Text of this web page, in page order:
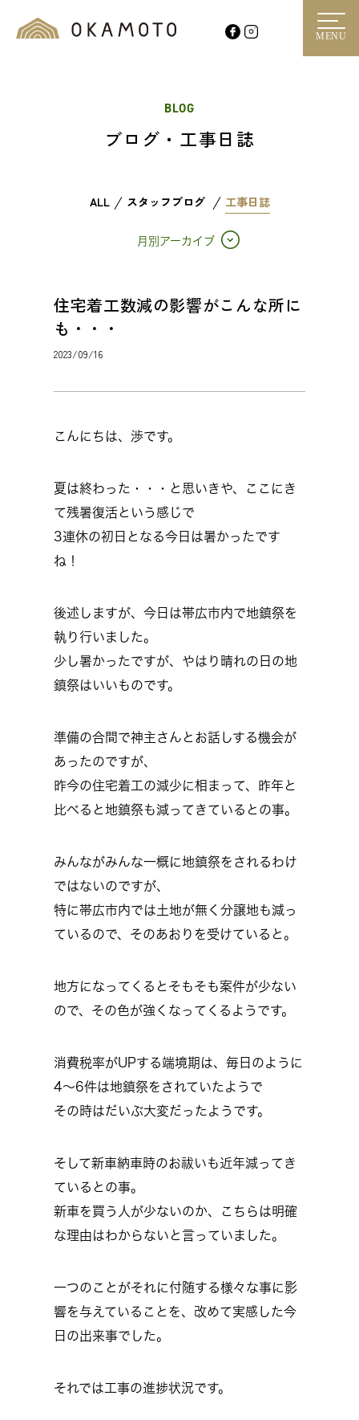
MENU
BLOG
ブログ・工事日誌
ALL スタッフブログ 工事日誌
月別アーカイブ
住宅着工数減の影響がこんな所に
も・・・
2023/09/16
こんにちは、渉です。
夏は終わった・・・と思いきや、ここにき
て残暑復活という感じで
3連休の初日となる今日は暑かったです
ね！
後述しますが、今日は帯広市内で地鎮祭を
執り行いました。
少し暑かったですが、やはり晴れの日の地
鎮祭はいいものです。
準備の合間で神主さんとお話しする機会が
あったのですが、
昨今の住宅着工の減少に相まって、昨年と
比べると地鎮祭も減ってきているとの事。
みんながみんな一概に地鎮祭をされるわけ
ではないのですが、
特に帯広市内では土地が無く分譲地も減っ
ているので、そのあおりを受けていると。
地方になってくるとそもそも案件が少ない
ので、その色が強くなってくるようです。
消費税率がUPする端境期は、毎日のように
4～6件は地鎮祭をされていたようで
その時はだいぶ大変だったようです。
そして新車納車時のお祓いも近年減ってき
ているとの事。
新車を買う人が少ないのか、こちらは明確
な理由はわからないと言っていました。
一つのことがそれに付随する様々な事に影
響を与えていることを、改めて実感した今
日の出来事でした。
それでは工事の進捗状況です。